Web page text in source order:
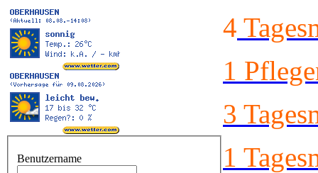
Benutzername
4
1
3
1